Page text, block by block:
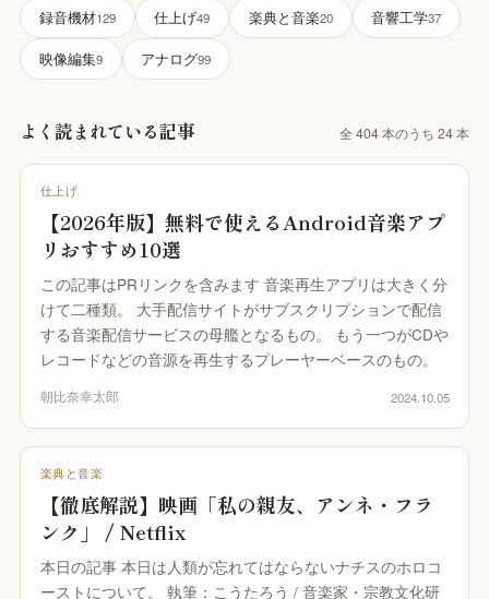
へ届ける｜Vault・DDP PLAYER・
・Collaborate
ての製品
AI
家のための AI｜楽典・和声・音響学に答え
NOTE
が貼れるノート｜五線譜・レッスン録音・
DAW
ウザ DAW｜録音・編集・ミックス
タリング・ベンチ｜編集・修復・解析・書
し
DAR 3D
・ADM/BW64
SPATIAL
整合｜スポットを整え、立体音響で書き出
録音機材
マイク・レコーダー・インターフェース
仕上げ
音響工学
測定・解析・電子回路
KUON AI
読んでも分からないことは、聞いてください。
音楽は生成しません
KUON NOTE
楽譜が貼れるノート｜五線譜・レッスン録音・
オープンリール・レストア・レコード
KUON の仕組み
ブラウザで完結する設計と、データの扱い
録音機材129 仕上げ49 楽典と音楽20 音響工学37
映像編集9 アナログ99
よく読まれている記事 全 404 本のうち 24 本
仕上げ
【2026年版】無料で使えるAndroid音楽アプ
リおすすめ10選
この記事はPRリンクを含みます 音楽再生アプリは大きく分
けて二種類。 大手配信サイトがサブスクリプションで配信
する音楽配信サービスの母艦となるもの。 もう一つがCDや
レコードなどの音源を再生するプレーヤーベースのもの。
朝比奈幸太郎 2024.10.05
楽典と音楽
【徹底解説】映画「私の親友、アンネ・フラ
ンク」 / Netflix
本日の記事 本日は人類が忘れてはならないナチスのホロコ
ーストについて。 執筆：こうたろう / 音楽家・宗教文化研